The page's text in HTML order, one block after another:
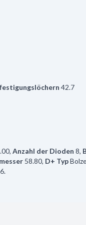
42.7
, Anzahl der Dioden 8,
58.80, D+ Typ